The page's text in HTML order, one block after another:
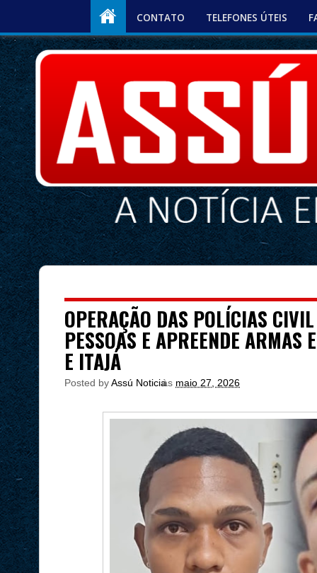
CONTATO TELEFONES ÚTEIS
OPERAÇÃO DAS POLÍCIAS
PESSOAS E APREENDE ARMAS
E ITAJÁ
Posted byAssú Noticia
às maio 27, 2026